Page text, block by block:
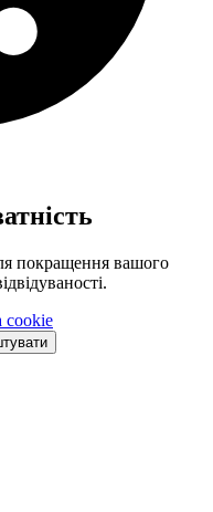
покращення вашого
cookie